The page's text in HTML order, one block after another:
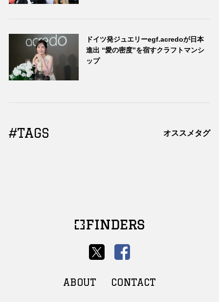
ドイツ発ジュエリーegf.acredoが日本
進出 “愛の密度”を宿すクラフトマンシ
ップ
#TAGS オススメタグ
ABOUT CONTACT